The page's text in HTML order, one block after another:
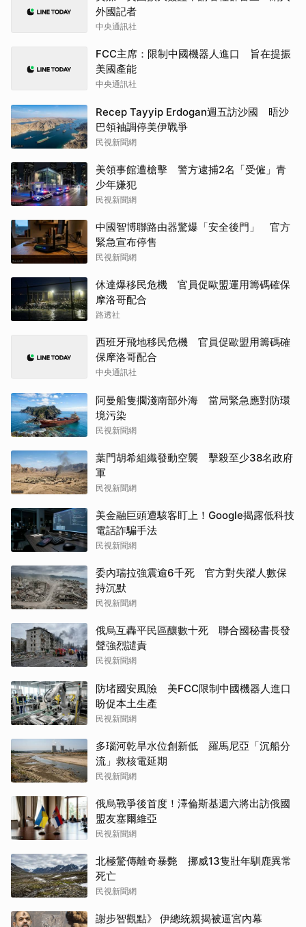
外國記者
中央通訊社
FCC主席：限制中國機器人進口 旨在提振
美國產能
中央通訊社
Recep Tayyip Erdogan週五訪沙國 晤沙
巴領袖調停美伊戰爭
民視新聞網
美領事館遭槍擊 警方逮捕2名「受僱」青
少年嫌犯
民視新聞網
中國智博聯路由器驚爆「安全後門」 官方
緊急宣布停售
民視新聞網
休達爆移民危機 官員促歐盟運用籌碼確保
摩洛哥配合
路透社
西班牙飛地移民危機 官員促歐盟用籌碼確
保摩洛哥配合
中央通訊社
阿曼船隻擱淺南部外海 當局緊急應對防環
境污染
民視新聞網
葉門胡希組織發動空襲 擊殺至少38名政府
軍
民視新聞網
美金融巨頭遭駭客盯上！Google揭露低科技
電話詐騙手法
民視新聞網
委內瑞拉強震逾6千死 官方對失蹤人數保
持沉默
民視新聞網
俄烏互轟平民區釀數十死 聯合國秘書長發
聲強烈譴責
民視新聞網
防堵國安風險 美FCC限制中國機器人進口
盼促本土生產
民視新聞網
多瑙河乾旱水位創新低 羅馬尼亞「沉船分
流」救核電延期
民視新聞網
俄烏戰爭後首度！澤倫斯基週六將出訪俄國
盟友塞爾維亞
民視新聞網
北極驚傳離奇暴斃 挪威13隻壯年馴鹿異常
死亡
民視新聞網
謝步智觀點》 伊總統親揭被逼宮內幕